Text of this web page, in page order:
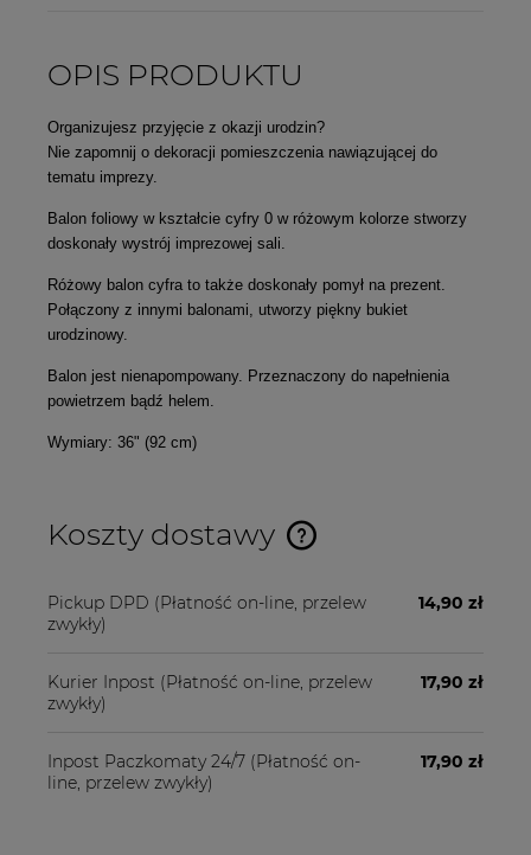
OPIS PRODUKTU
Organizujesz przyjęcie z okazji urodzin?
Nie zapomnij o dekoracji pomieszczenia nawiązującej do
tematu imprezy.
Balon foliowy w kształcie cyfry 0 w różowym kolorze stworzy
doskonały wystrój imprezowej sali.
Różowy balon cyfra to także doskonały pomył na prezent.
Połączony z innymi balonami, utworzy piękny bukiet
urodzinowy.
Balon jest nienapompowany. Przeznaczony do napełnienia
powietrzem bądź helem.
Wymiary: 36" (92 cm)
Koszty dostawy
Cena nie zawiera ewentualnych kosztów płatności
Pickup DPD (Płatność on-line, przelew
zwykły)
14,90 zł
Kurier Inpost (Płatność on-line, przelew
zwykły)
17,90 zł
Inpost Paczkomaty 24/7 (Płatność on-
line, przelew zwykły)
17,90 zł